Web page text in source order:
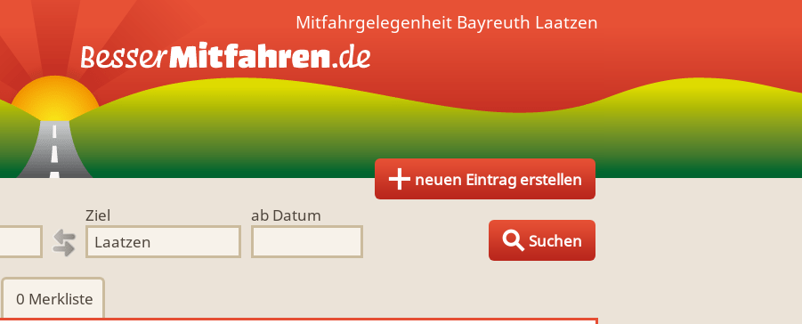
neuen Eintrag erstellen
Ziel
ab Datum
Suchen
Mitfahrgelegenheit Bayreuth Laatzen
0 Merkliste